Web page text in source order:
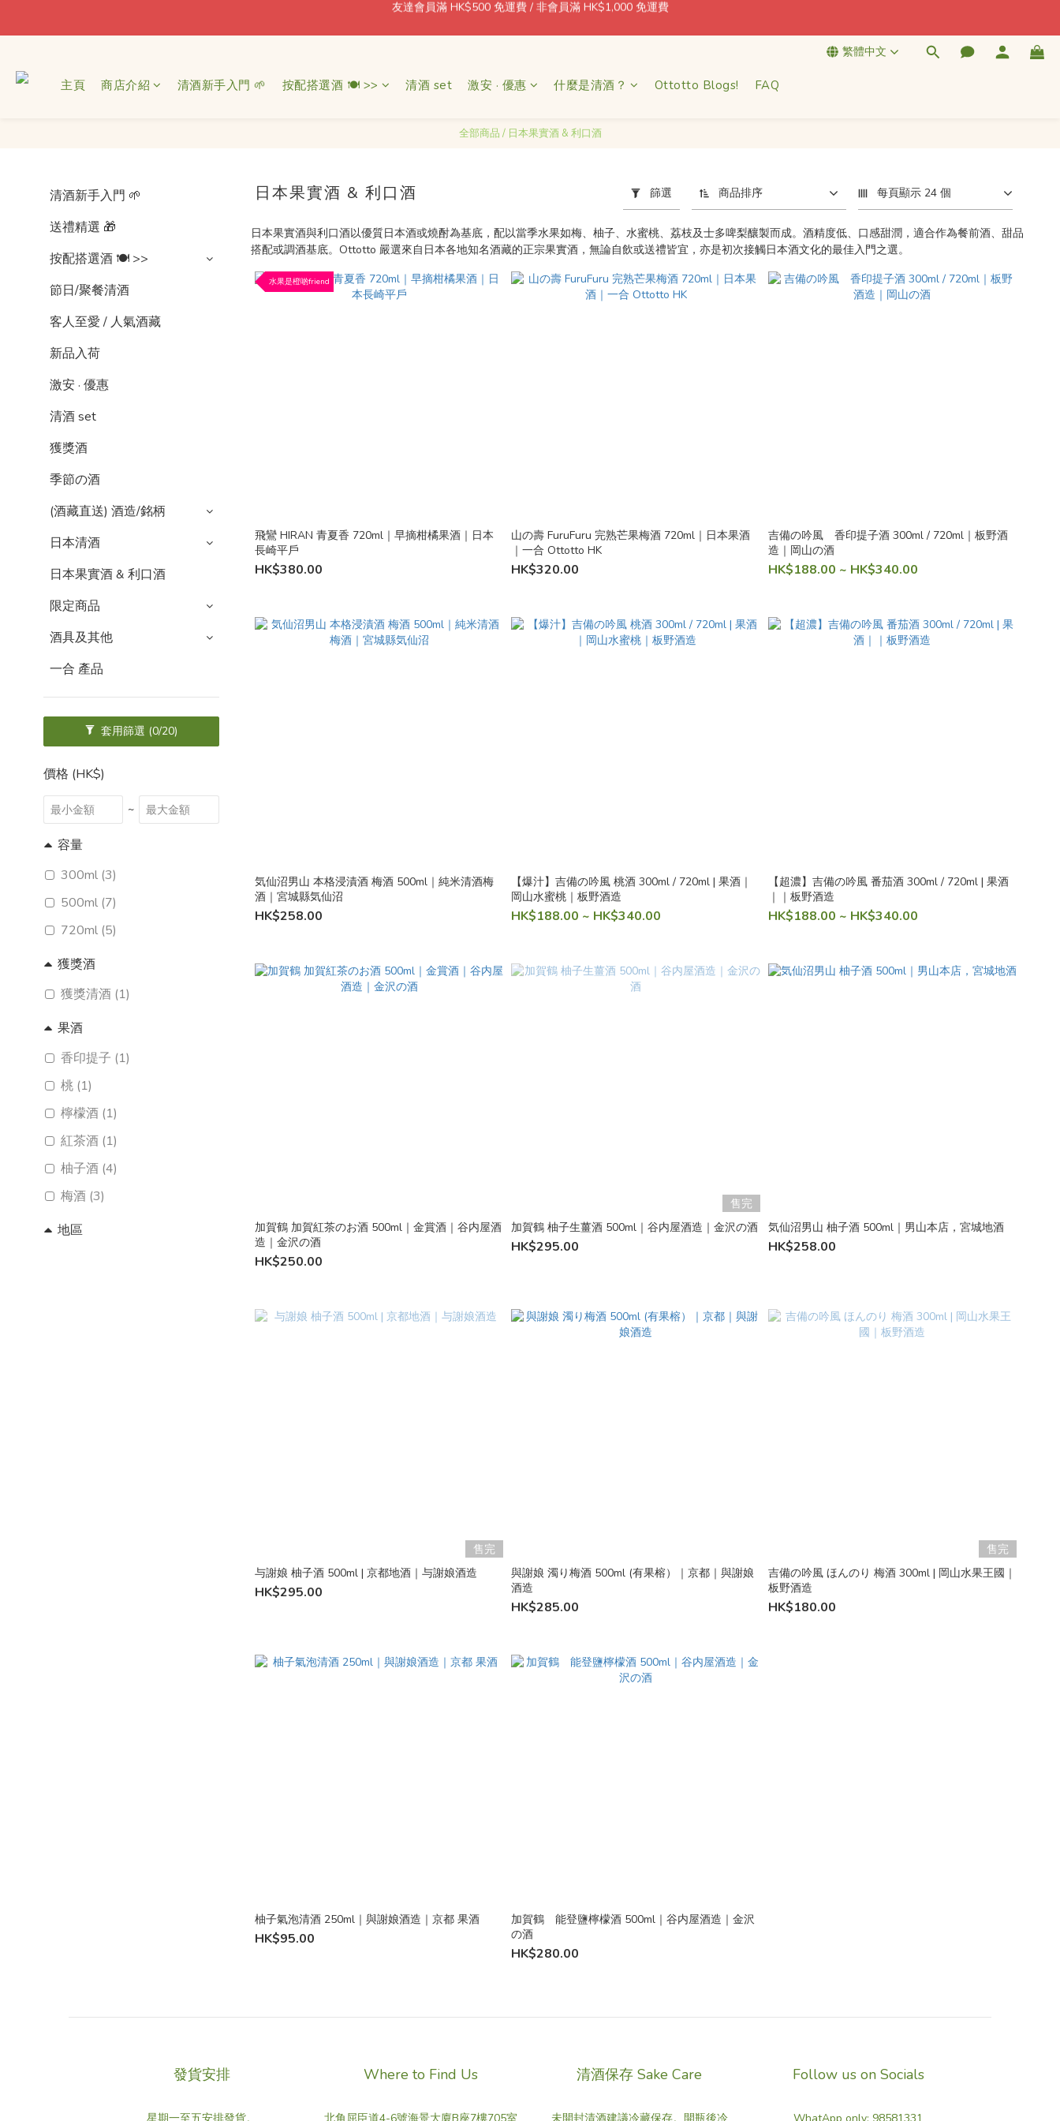
每消費 1 = 1 積分回贈
繁體中文
主頁 商店介紹 清酒新手入門 🌱 按配搭選酒 🍽 >> 清酒 set 激安 · 優惠 什麼是清酒？ Ottotto Blogs! FAQ
全部商品 / 日本果實酒 & 利口酒
清酒新手入門 🌱
送禮精選 🎁
按配搭選酒 🍽 >>
節日/聚餐清酒
客人至愛 / 人氣酒藏
新品入荷
激安 · 優惠
清酒 set
獲獎酒
季節の酒
(酒藏直送) 酒造/銘柄
日本清酒
日本果實酒 & 利口酒
限定商品
酒具及其他
一合 產品
套用篩選 (0/20)
價格 (HK$)
~
容量
300ml (3)
500ml (7)
720ml (5)
獲獎酒
獲獎清酒 (1)
果酒
香印提子 (1)
桃 (1)
檸檬酒 (1)
紅茶酒 (1)
柚子酒 (4)
梅酒 (3)
地區
日本果實酒 & 利口酒 篩選 商品排序 每頁顯示 24 個
日本果實酒與利口酒以優質日本酒或燒酎為基底，配以當季水果如梅、柚子、水蜜桃、荔枝及士多啤梨釀製而成。酒精度低、口感甜潤，適合作為餐前酒、甜品
搭配或調酒基底。Ottotto 嚴選來自日本各地知名酒藏的正宗果實酒，無論自飲或送禮皆宜，亦是初次接觸日本酒文化的最佳入門之選。
水果是橙啲friend
飛鸞 HIRAN 青夏香 720ml｜早摘柑橘果酒｜日本
長崎平戶
HK$380.00
山の壽 FuruFuru 完熟芒果梅酒 720ml｜日本果酒
｜一合 Ottotto HK
HK$320.00
吉備の吟風 香印提子酒 300ml / 720ml｜板野酒
造｜岡山の酒
HK$188.00 ~ HK$340.00
気仙沼男山 本格浸漬酒 梅酒 500ml｜純米清酒梅
酒｜宮城縣気仙沼
HK$258.00
【爆汁】吉備の吟風 桃酒 300ml / 720ml | 果酒｜
岡山水蜜桃｜板野酒造
HK$188.00 ~ HK$340.00
【超濃】吉備の吟風 番茄酒 300ml / 720ml | 果酒
｜｜板野酒造
HK$188.00 ~ HK$340.00
加賀鶴 加賀紅茶のお酒 500ml｜金賞酒｜谷内屋酒
造｜金沢の酒
HK$250.00
售完
加賀鶴 柚子生薑酒 500ml｜谷内屋酒造｜金沢の酒
HK$295.00
気仙沼男山 柚子酒 500ml｜男山本店，宮城地酒
HK$258.00
售完
与謝娘 柚子酒 500ml | 京都地酒｜与謝娘酒造
HK$295.00
與謝娘 濁り梅酒 500ml (有果榕）｜京都｜與謝娘
酒造
HK$285.00
售完
吉備の吟風 ほんのり 梅酒 300ml | 岡山水果王國｜
板野酒造
HK$180.00
柚子氣泡清酒 250ml｜與謝娘酒造｜京都 果酒
HK$95.00
加賀鶴 能登鹽檸檬酒 500ml｜谷内屋酒造｜金沢
の酒
HK$280.00
發貨安排 Where to Find Us 清酒保存 Sake Care Follow us on Socials